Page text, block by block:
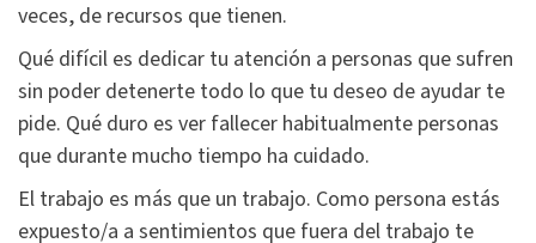
veces, de recursos que tienen.
Qué difícil es dedicar tu atención a personas que sufren
sin poder detenerte todo lo que tu deseo de ayudar te
pide. Qué duro es ver fallecer habitualmente personas
que durante mucho tiempo ha cuidado.
El trabajo es más que un trabajo. Como persona estás
expuesto/a a sentimientos que fuera del trabajo te